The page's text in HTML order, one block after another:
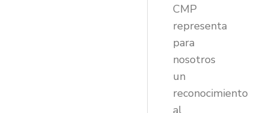
CMP
representa
para
nosotros
un
reconocimiento
al